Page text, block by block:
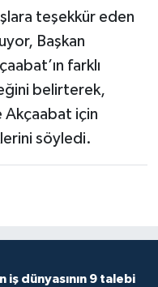
teşekkür eden
Başkan
farklı
belirterek,
Akçaabat için
söyledi.
iş dünyasının 9 talebi